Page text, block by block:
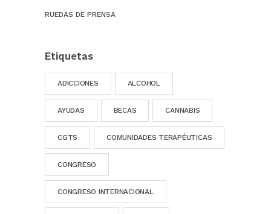
RUEDAS DE PRENSA
Etiquetas
ADICCIONES ALCOHOL
AYUDAS BECAS CANNABIS
CGTS COMUNIDADES TERAPÉUTICAS
CONGRESO
CONGRESO INTERNACIONAL